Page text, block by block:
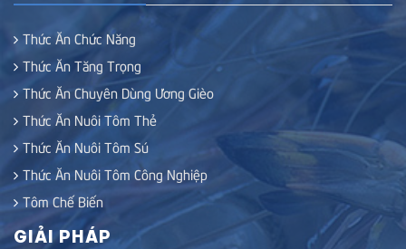
Thức Ăn Chức Năng
Thức Ăn Tăng Trọng
Thức Ăn Chuyên Dùng Ương Gièo
Thức Ăn Nuôi Tôm Thẻ
Thức Ăn Nuôi Tôm Sú
Thức Ăn Nuôi Tôm Công Nghiệp
Tôm Chế Biến
GIẢI PHÁP